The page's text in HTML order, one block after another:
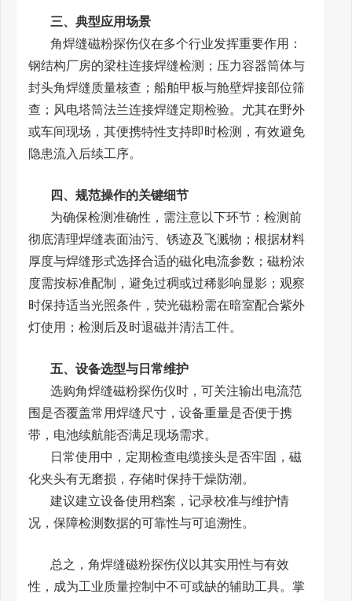
三、典型应用场景
角焊缝磁粉探伤仪在多个行业发挥重要作用：
钢结构厂房的梁柱连接焊缝检测；压力容器筒体与
封头角焊缝质量核查；船舶甲板与舱壁焊接部位筛
查；风电塔筒法兰连接焊缝定期检验。尤其在野外
或车间现场，其便携特性支持即时检测，有效避免
隐患流入后续工序。
四、规范操作的关键细节
为确保检测准确性，需注意以下环节：检测前
彻底清理焊缝表面油污、锈迹及飞溅物；根据材料
厚度与焊缝形式选择合适的磁化电流参数；磁粉浓
度需按标准配制，避免过稠或过稀影响显影；观察
时保持适当光照条件，荧光磁粉需在暗室配合紫外
灯使用；检测后及时退磁并清洁工件。
五、设备选型与日常维护
选购角焊缝磁粉探伤仪时，可关注输出电流范
围是否覆盖常用焊缝尺寸，设备重量是否便于携
带，电池续航能否满足现场需求。
日常使用中，定期检查电缆接头是否牢固，磁
化夹头有无磨损，存储时保持干燥防潮。
建议建立设备使用档案，记录校准与维护情
况，保障检测数据的可靠性与可追溯性。
总之，角焊缝磁粉探伤仪以其实用性与有效
性，成为工业质量控制中不可或缺的辅助工具。掌